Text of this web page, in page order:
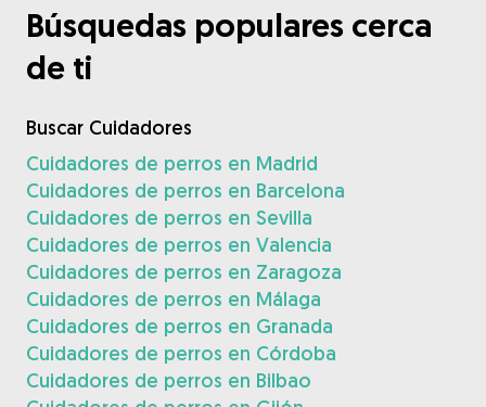
Búsquedas populares cerca
de ti
Buscar Cuidadores
Cuidadores de perros en Madrid
Cuidadores de perros en Barcelona
Cuidadores de perros en Sevilla
Cuidadores de perros en Valencia
Cuidadores de perros en Zaragoza
Cuidadores de perros en Málaga
Cuidadores de perros en Granada
Cuidadores de perros en Córdoba
Cuidadores de perros en Bilbao